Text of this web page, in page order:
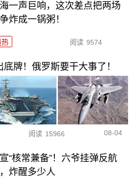
一声巨响，这次差点把两场
炸成一锅粥！
热 阅读 9574
牌！俄罗斯要干大事了！
阅读 15966 08-04
“核常兼备”！六爷挂弹反航
炸醒多少人